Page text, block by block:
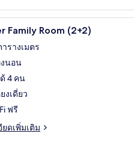
ย
เครื่องนอน
Family Room (2+2)
รางเมตร
งนอน
4 คน
งเดี่ยว
ฟรี
ยดเพิ่มเติม